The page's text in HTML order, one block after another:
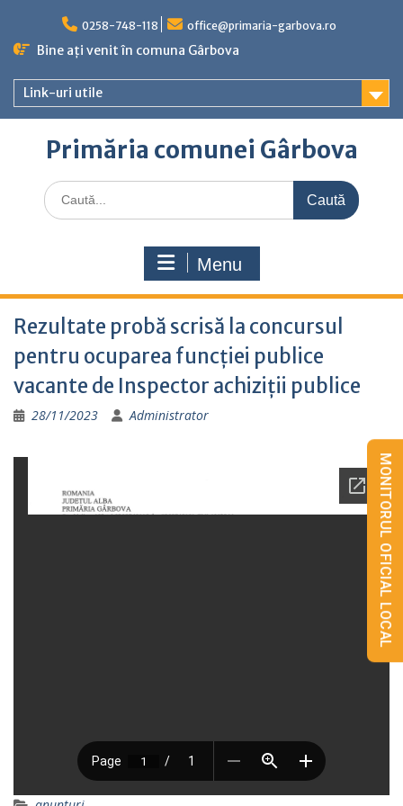
content
0258-748-118 office@primaria-garbova.ro
Bine ați venit în comuna Gârbova
Link-uri utile
Primăria comunei Gârbova
Caută
for:
Menu
Rezultate probă scrisă la concursul
pentru ocuparea funcției publice
vacante de Inspector achiziții publice
28/11/2023 Administrator
MONITORUL OFICIAL LOCAL